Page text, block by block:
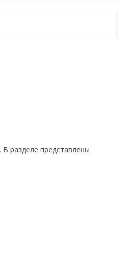
разделе представлены